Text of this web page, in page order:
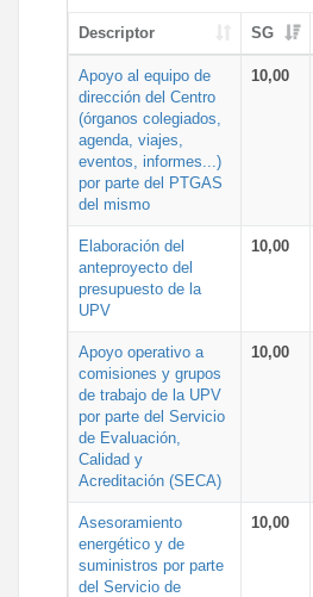
Descriptor SG
Apoyo al equipo de
dirección del Centro
(órganos colegiados,
agenda, viajes,
eventos, informes...)
por parte del PTGAS
del mismo
10,00
Elaboración del
anteproyecto del
presupuesto de la
UPV
10,00
Apoyo operativo a
comisiones y grupos
de trabajo de la UPV
por parte del Servicio
de Evaluación,
Calidad y
Acreditación (SECA)
10,00
Asesoramiento
energético y de
suministros por parte
del Servicio de
10,00